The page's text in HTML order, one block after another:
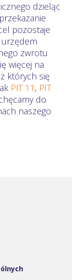
dzieląc
pozostaje
urzędem
zwrotu
więcej na
których się
PIT 11 , PIT
do
naszego